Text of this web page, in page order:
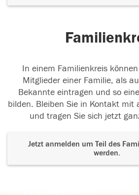
In einem Familienkreis
Mitglieder einer Familie, als
Bekannte eintragen und so
bilden. Bleiben Sie in Kontakt mit
und tragen Sie sich jetzt
Jetzt anmelden um Teil des
werden.